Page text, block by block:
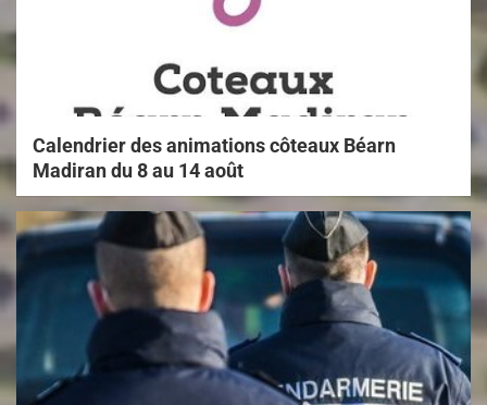
Calendrier des animations côteaux Béarn
Madiran du 8 au 14 août